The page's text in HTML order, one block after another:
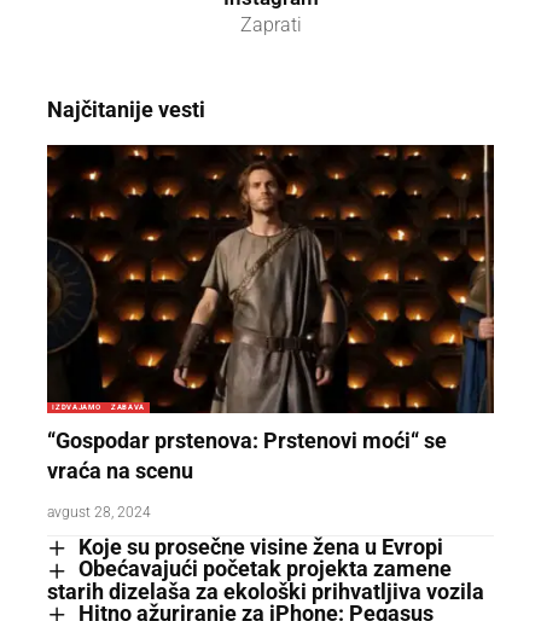
Zaprati
Najčitanije vesti
IZDVAJAMO ZABAVA
“Gospodar prstenova: Prstenovi moći“ se
vraća na scenu
avgust 28, 2024
Koje su prosečne visine žena u Evropi
Obećavajući početak projekta zamene
starih dizelaša za ekološki prihvatljiva vozila
Hitno ažuriranje za iPhone: Pegasus